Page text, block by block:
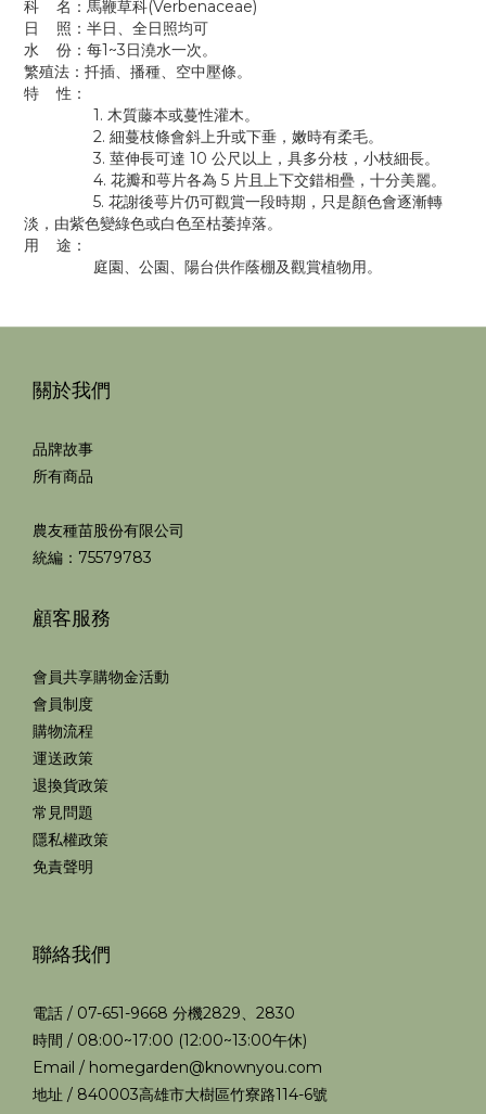
科 名：馬鞭草科(Verbenaceae)
日 照：半日、全日照均可
水 份：每1~3日澆水一次。
繁殖法：扦插、播種、空中壓條。
特 性：
1. 木質藤本或蔓性灌木。
2. 細蔓枝條會斜上升或下垂，嫩時有柔毛。
3. 莖伸長可達 10 公尺以上，具多分枝，小枝細長。
4. 花瓣和萼片各為 5 片且上下交錯相疊，十分美麗。
5. 花謝後萼片仍可觀賞一段時期，只是顏色會逐漸轉
淡，由紫色變綠色或白色至枯萎掉落。
用 途：
庭園、公園、陽台供作蔭棚及觀賞植物用。
關於我們
品牌故事
所有商品
農友種苗股份有限公司
統編：75579783
顧客服務
會員共享購物金活動
會員制度
購物流程
運送政策
退換貨政策
常見問題
隱私權政策
免責聲明
聯絡我們
電話 / 07-651-9668 分機2829、2830
時間 / 08:00~17:00 (12:00~13:00午休)
Email / homegarden@knownyou.com
地址 / 840003高雄市大樹區竹寮路114-6號